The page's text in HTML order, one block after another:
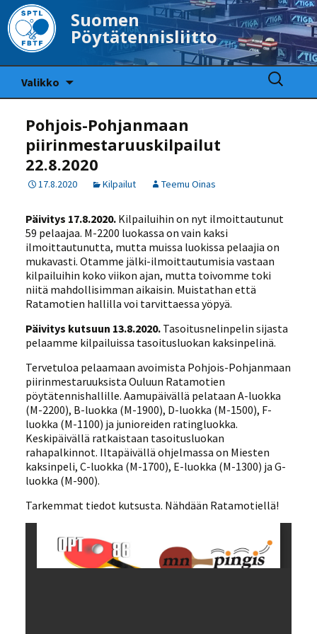
Suomen
Pöytätennisliitto
Valikko
Haku:
Pohjois-Pohjanmaan
piirinmestaruuskilpailut
22.8.2020
17.8.2020 Kilpailut Teemu Oinas
Päivitys 17.8.2020. Kilpailuihin on nyt ilmoittautunut
59 pelaajaa. M-2200 luokassa on vain kaksi
ilmoittautunutta, mutta muissa luokissa pelaajia on
mukavasti. Otamme jälki-ilmoittautumisia vastaan
kilpailuihin koko viikon ajan, mutta toivomme toki
niitä mahdollisimman aikaisin. Muistathan että
Ratamotien hallilla voi tarvittaessa yöpyä.
Päivitys kutsuun 13.8.2020. Tasoitusnelinpelin sijasta
pelaamme kilpailuissa tasoitusluokan kaksinpelinä.
Tervetuloa pelaamaan avoimista Pohjois-Pohjanmaan
piirinmestaruuksista Ouluun Ratamotien
pöytätennishallille. Aamupäivällä pelataan A-luokka
(M-2200), B-luokka (M-1900), D-luokka (M-1500), F-
luokka (M-1100) ja junioreiden ratingluokka.
Keskipäivällä ratkaistaan tasoitusluokan
rahapalkinnot. Iltapäivällä ohjelmassa on Miesten
kaksinpeli, C-luokka (M-1700), E-luokka (M-1300) ja G-
luokka (M-900).
Tarkemmat tiedot kutsusta. Nähdään Ratamotiellä!